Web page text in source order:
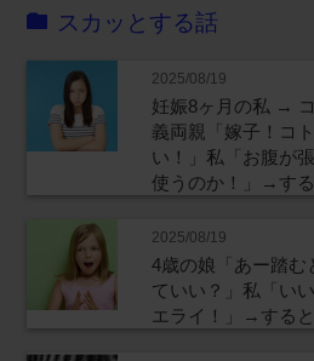
スカッとする話
2025/08/19
妊娠8ヶ月の私 →
義両親「嫁子！コ
い！」私「お腹が
使うのか！」→す
2025/08/19
4歳の娘「あー踏む
ていい？」私「い
エライ！」→する